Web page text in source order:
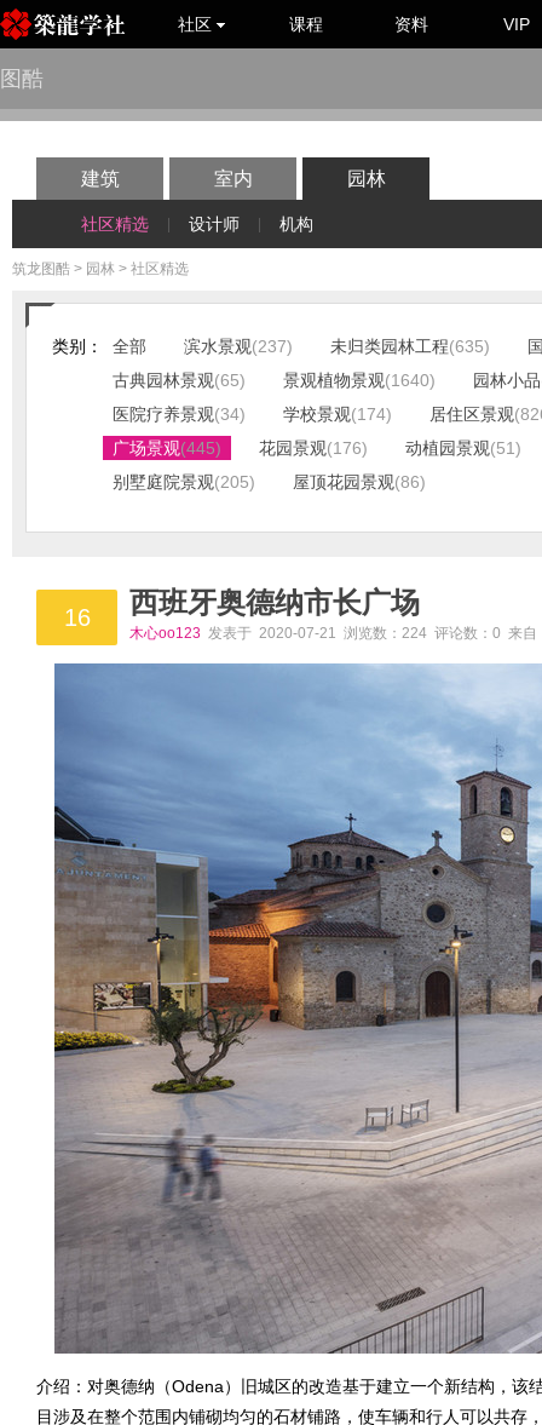
社区 课程 资料 VIP
图酷
建筑 室内 园林
社区精选 设计师 机构
筑龙图酷 > 园林 > 社区精选
类别： 全部 滨水景观(237) 未归类园林工程(635)
古典园林景观(65) 景观植物景观(1640) 园林小品
医院疗养景观(34) 学校景观(174) 居住区景观
广场景观(445) 花园景观(176) 动植园景观(51)
别墅庭院景观(205) 屋顶花园景观(86)
16 西班牙奥德纳市长广场
木心oo123 发表于 2020-07-21 浏览数：224 评论数：0 来
介绍：对奥德纳（Odena）旧城区的改造基于建立一个新结构，
目涉及在整个范围内铺砌均匀的石材铺路，使车辆和行人可以共